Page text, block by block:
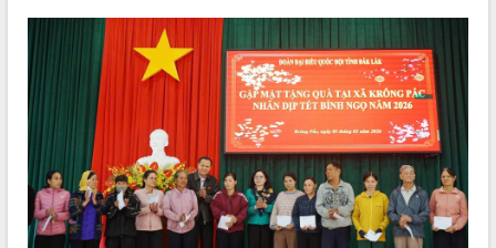
Đề án 06 tạo bước ngoặt đột phá trong
cải cách hành chính tỉnh Đắk Lắk
Kết nối tour, đẩy mạnh chuyển đổi số
để phát triển du lịch Đắk Lắk
Khởi động Dự án Đầu tư xây dựng hạ
tầng kỹ thuật Cụm công nghiệp Tân
Tiến
Gặp mặt các cơ quan báo chí nhân Kỷ
niệm 101 năm Ngày Báo chí Cách
mạng Việt Nam